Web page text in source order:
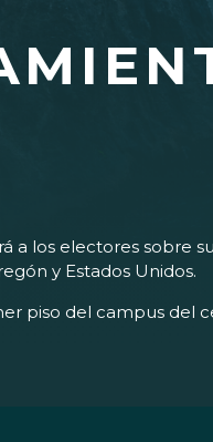
a los electores sobre
y Estados Unidos.
piso del campus del